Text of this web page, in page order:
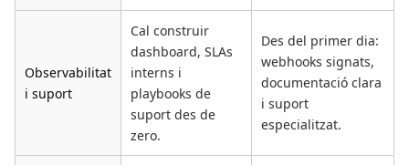
Observabilitat
i suport
Cal construir
dashboard, SLAs
interns i
playbooks de
suport des de
zero.
Des del primer dia:
webhooks signats,
documentació clara
i suport
especialitzat.